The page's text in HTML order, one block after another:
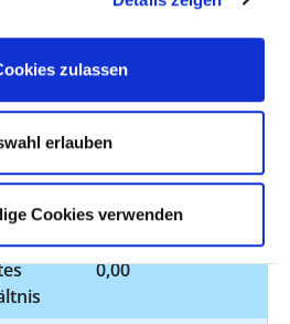
zulassen
erlauben
Cookies verwenden
ANZAHL
ERLÄUTERUNG
0,00
0,00